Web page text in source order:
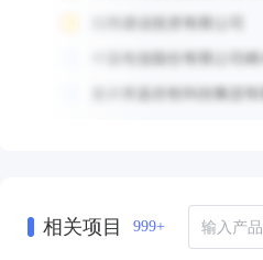
相关项目 999+